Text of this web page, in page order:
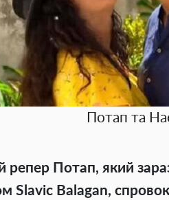
Потап та
репер Потап, який
Slavic Balagan,